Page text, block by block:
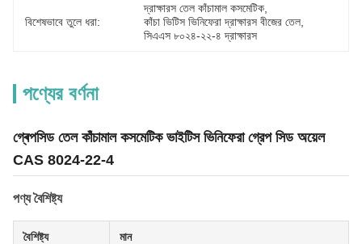
বিশেষভাবে তুলে ধরা:
দ্রাক্ষারস তেল কাঁচামাল কসমেটিক
কাঁচা ভিটিস ভিনিফেরা দ্রাক্ষারস বীজের তেল
সিএএস ৮০২৪-২২-৪ দ্রাক্ষারস
পণ্যের বর্ণনা
গ্ৰেপসিড তেল কাঁচামাল কসমেটিক ভাইটিস ভিনিফেরা গ্রেপ সিড অয়েল
CAS 8024-22-4
পণ্য বৈশিষ্ট্য
বৈশিষ্ট্য মান